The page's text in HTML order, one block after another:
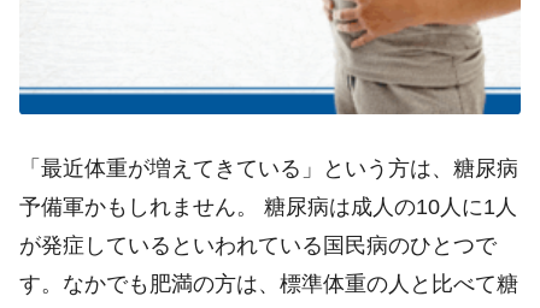
「最近体重が増えてきている」という方は、糖尿病
予備軍かもしれません。 糖尿病は成人の10人に1人
が発症しているといわれている国民病のひとつで
す。なかでも肥満の方は、標準体重の人と比べて糖